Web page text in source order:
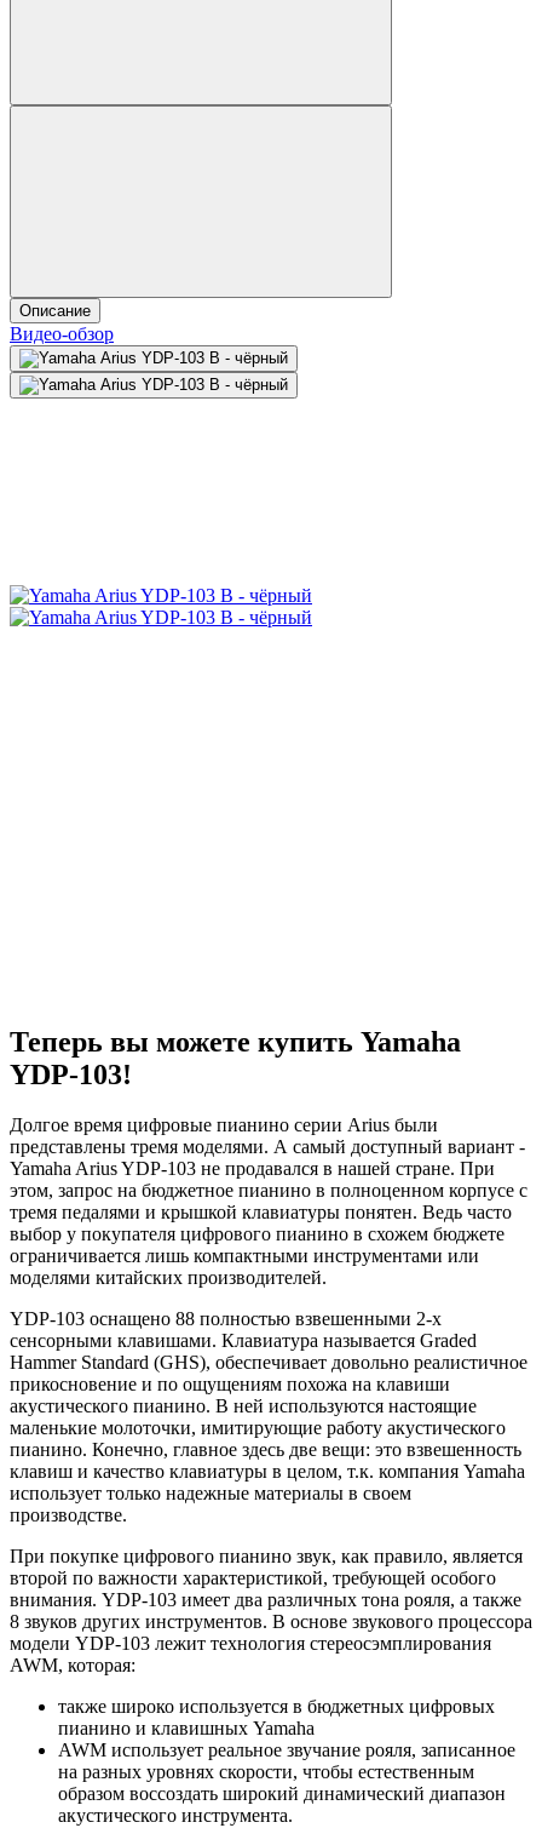
Описание
Видео-обзор
Теперь вы можете купить Yamaha
YDP-103!
Долгое время цифровые пианино серии Arius были
представлены тремя моделями. А самый доступный вариант -
Yamaha Arius YDP-103 не продавался в нашей стране. При
этом, запрос на бюджетное пианино в полноценном корпусе с
тремя педалями и крышкой клавиатуры понятен. Ведь часто
выбор у покупателя цифрового пианино в схожем бюджете
ограничивается лишь компактными инструментами или
моделями китайских производителей.
YDP-103 оснащено 88 полностью взвешенными 2-х
сенсорными клавишами. Клавиатура называется Graded
Hammer Standard (GHS), обеспечивает довольно реалистичное
прикосновение и по ощущениям похожа на клавиши
акустического пианино. В ней используются настоящие
маленькие молоточки, имитирующие работу акустического
пианино. Конечно, главное здесь две вещи: это взвешенность
клавиш и качество клавиатуры в целом, т.к. компания Yamaha
использует только надежные материалы в своем
производстве.
При покупке цифрового пианино звук, как правило, является
второй по важности характеристикой, требующей особого
внимания. YDP-103 имеет два различных тона рояля, а также
8 звуков других инструментов. В основе звукового процессора
модели YDP-103 лежит технология стереосэмплирования
AWM, которая:
также широко используется в бюджетных цифровых
пианино и клавишных Yamaha
AWM использует реальное звучание рояля, записанное
на разных уровнях скорости, чтобы естественным
образом воссоздать широкий динамический диапазон
акустического инструмента.